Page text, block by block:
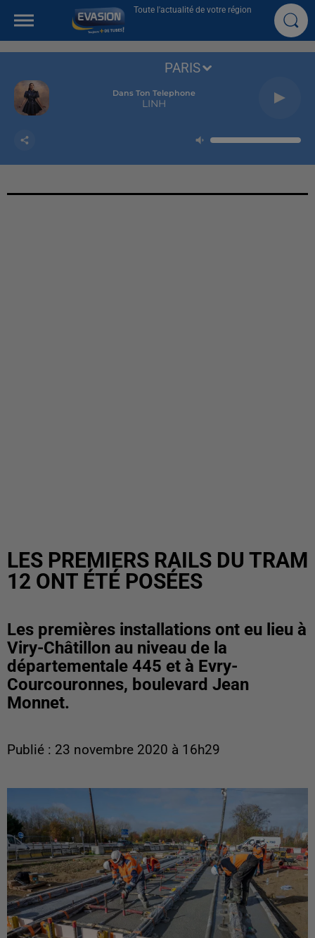
Toute l'actualité de votre région
Dans Ton Telephone
LINH
PARIS
LES PREMIERS RAILS DU TRAM
12 ONT ÉTÉ POSÉES
Les premières installations ont eu lieu à
Viry-Châtillon au niveau de la
départementale 445 et à Evry-
Courcouronnes, boulevard Jean
Monnet.
Publié : 23 novembre 2020 à 16h29